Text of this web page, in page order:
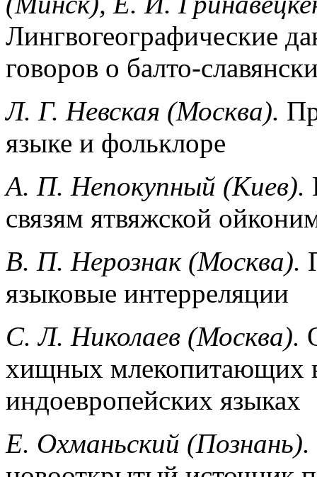
Лингвогеографические
говоров о балто-
Л. Г. Нeвская (Москва).
языке и фольклоре
А. П. Непокупный (Киев).
связям ятвяжской
В. П. Нepознак (Москва).
языковые интерреляции
С. Л. Николаев (Москва).
хищных млекопитающих в
индоевропейских языках
Е. Охманьский (Познань).